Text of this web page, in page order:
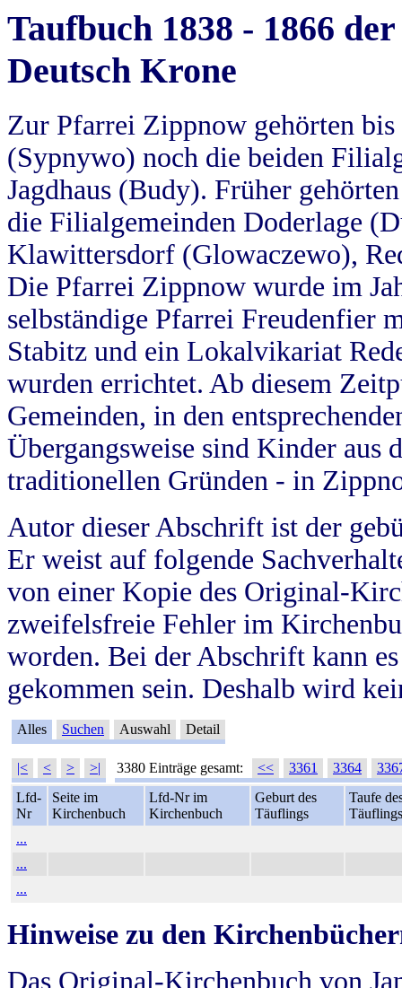
Taufbuch 1838 - 1866
Deutsch Krone
Zur Pfarrei Zippnow gehörten
(Sypnywo) noch die beiden
Jagdhaus (Budy). Früher
die Filialgemeinden Doderlage
Klawittersdorf (Glowaczewo),
Die Pfarrei Zippnow wurde im
selbständige Pfarrei Freudenfier
Stabitz und ein Lokalvikariat
wurden errichtet. Ab diesem
Gemeinden, in den
Übergangsweise sind Kinder aus
traditionellen Gründen - in
Autor dieser Abschrift ist der
Er weist auf folgende
von einer Kopie des Original-
zweifelsfreie Fehler im
worden. Bei der Abschrift kann
gekommen sein. Deshalb wird
Alles Suchen Auswahl Detail
|< < > >| 3380 Einträge gesamt: << 3361 3364
Lfd-
Nr
Seite im
Kirchenbuch
Lfd-Nr im
Kirchenbuch
Geburt des
Täuflings
Taufe
Täuflings
...
...
...
Hinweise zu den
Das Original-Kirchenbuch von